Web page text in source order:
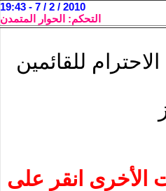
2010 / 2 / 7 - 19:43
التحكم: الحوار المتمدن
للقائمين
الأخرى انقر على